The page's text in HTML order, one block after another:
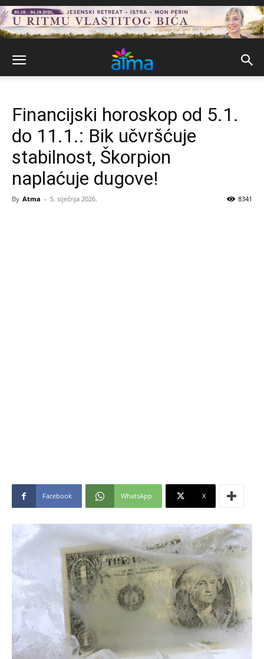
Financijski horoskop od 5.1.
do 11.1.: Bik učvršćuje
stabilnost, Škorpion
naplaćuje dugove!
By Atma - 5. siječnja 2026. 8341
Facebook WhatsApp X